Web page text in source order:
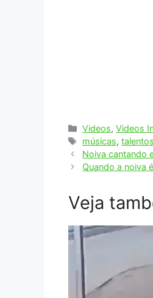
Categorias
Videos,Videos
Tags
músicas,talentos
Noiva cantando
Quando a noiva
Veja